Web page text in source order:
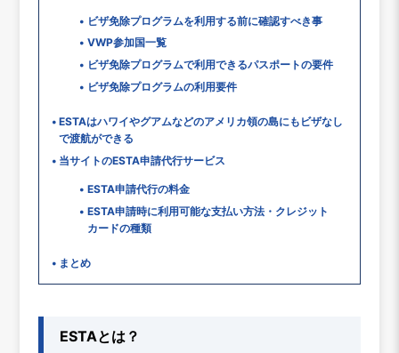
ビザ免除プログラムを利用する前に確認すべき事
VWP参加国一覧
ビザ免除プログラムで利用できるパスポートの要件
ビザ免除プログラムの利用要件
ESTAはハワイやグアムなどのアメリカ領の島にもビザなし
で渡航ができる
当サイトのESTA申請代行サービス
ESTA申請代行の料金
ESTA申請時に利用可能な支払い方法・クレジット
カードの種類
まとめ
ESTAとは？